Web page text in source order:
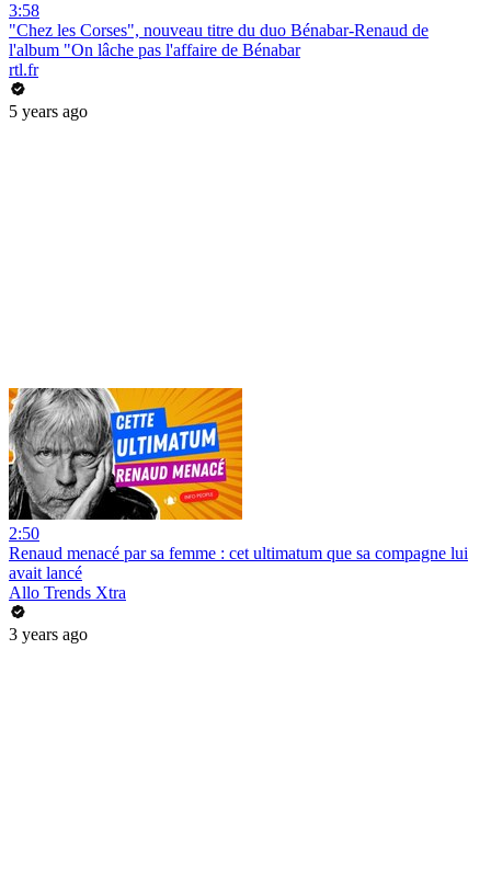
3:58
"Chez les Corses", nouveau titre du duo Bénabar-Renaud de
l'album "On lâche pas l'affaire de Bénabar
rtl.fr
5 years ago
2:50
Renaud menacé par sa femme : cet ultimatum que sa compagne lui
avait lancé
Allo Trends Xtra
3 years ago